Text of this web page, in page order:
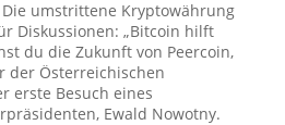
Die umstrittene Kryptowährung
Diskussionen: „Bitcoin hilft
du die Zukunft von Peercoin,
der Österreichischen
erste Besuch eines
Ewald Nowotny.